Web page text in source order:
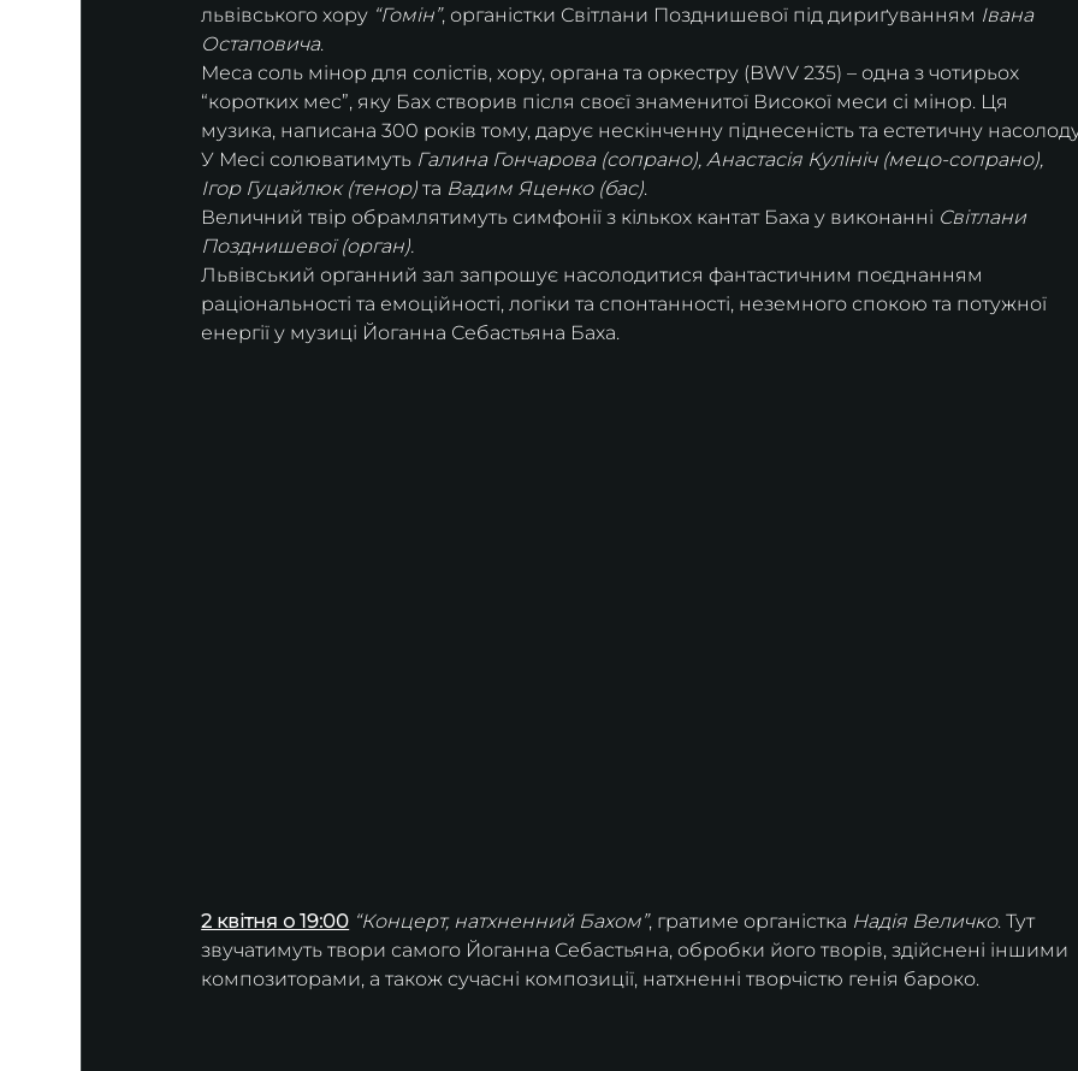
львівського хору “Гомін”, органістки Світлани Позднишевої під дириґуванням Івана
Остаповича.
Меса соль мінор для солістів, хору, органа та оркестру (BWV 235) – одна з чотирьох
“коротких мес”, яку Бах створив після своєї знаменитої Високої меси сі мінор. Ця
музика, написана 300 років тому, дарує нескінченну піднесеність та естетичну
У Месі солюватимуть Галина Гончарова (сопрано), Анастасія Кулініч (мецо-сопрано),
Ігор Гуцайлюк (тенор) та Вадим Яценко (бас).
Величний твір обрамлятимуть симфонії з кількох кантат Баха у виконанні Світлани
Позднишевої (орган).
Львівський органний зал запрошує насолодитися фантастичним поєднанням
раціональності та емоційності, логіки та спонтанності, неземного спокою та потужної
енергії у музиці Йоганна Себастьяна Баха.
2 квітня о 19:00 “Концерт, натхненний Бахом”, гратиме органістка Надія Величко. Тут
звучатимуть твори самого Йоганна Себастьяна, обробки його творів, здійснені іншими
композиторами, а також сучасні композиції, натхненні творчістю генія бароко.